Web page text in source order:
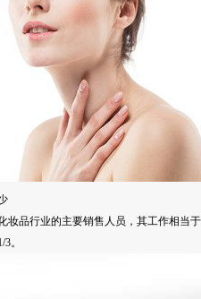
妆品行业的主要销售人员，其工作相当
。